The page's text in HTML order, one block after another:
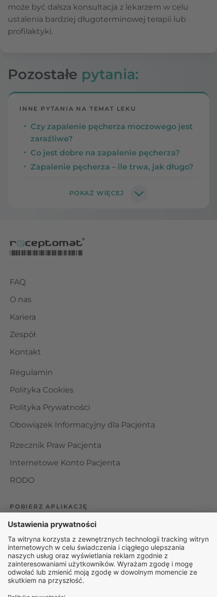
może być dalsza konsultacja z lekarzem w celu
ustalenia bardziej długoterminowej terapii lub
profilaktyki.
Pozostałe pytania:
INNE PYTANIA NA TEMAT LEKU
Czy zapalenie pęcherza moczowego jest
zaraźliwe?
Co jest dobre na zapalenie pęcherza?
Zapalenie pęcherza – ile trwa, jak długo?
FAQ
O nas
Kariera
Zespół
Kontakt
Regulamin
Polityka Cookies
Polityka Prywatności
Obowiązek Informacyjny dla Pacjenta
Rzecznik Praw Pacjenta
Internetowe Konto Pacjenta
RODO
POBIERZ APLIKACJĘ
Organizator udzielania świadczeń telemedycznych jest
podmiotem leczniczym w rozumieniu ustawy z dnia 15
kwietnia 2011 roku o działalności leczniczej, wpisanym do
rejestru podmiotów wykonujących działalność leczniczą pod
numerem: 000000229172.